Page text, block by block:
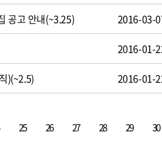
공고 안내(~3.25) 2016-03-
2016-01-
)(~2.5) 2016-01-
25 26 27 28 29 30